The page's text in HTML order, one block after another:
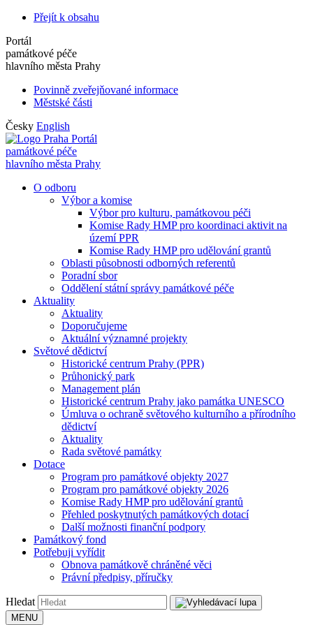
Přejít k obsahu
Portál
památkové péče
hlavního města Prahy
Povinně zveřejňované informace
Městské části
Česky English
Portál
památkové péče
hlavního města Prahy
O odboru
Výbor a komise
Výbor pro kulturu, památkovou péči
Komise Rady HMP pro koordinaci aktivit na
území PPR
Komise Rady HMP pro udělování grantů
Oblasti působnosti odborných referentů
Poradní sbor
Oddělení státní správy památkové péče
Aktuality
Aktuality
Doporučujeme
Aktuální významné projekty
Světové dědictví
Historické centrum Prahy (PPR)
Průhonický park
Management plán
Historické centrum Prahy jako památka UNESCO
Úmluva o ochraně světového kulturního a přírodního
dědictví
Aktuality
Rada světové památky
Dotace
Program pro památkové objekty 2027
Program pro památkové objekty 2026
Komise Rady HMP pro udělování grantů
Přehled poskytnutých památkových dotací
Další možnosti finanční podpory
Památkový fond
Potřebuji vyřídit
Obnova památkově chráněné věci
Právní předpisy, příručky
Hledat
MENU